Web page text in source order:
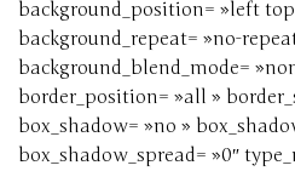
background_position= »left
background_repeat= »no-
background_blend_mode=
border_position= »all »
box_shadow= »no »
box_shadow_spread= »0″